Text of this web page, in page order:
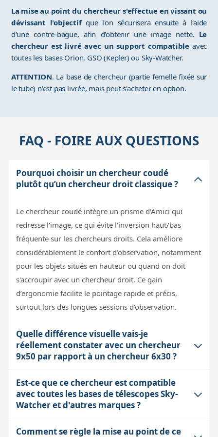
La mise au point du chercheur s'effectue en vissant ou
dévissant l'objectifque l'on sécurisera ensuite à l'aide
d'une contre-bague, afin d'obtenir une image nette. Le
chercheur est livré avec un support compatibleavec
toutes les bases Orion, GSO (Kepler) ou Sky-Watcher.
ATTENTION. La base de chercheur (partie femelle fixée sur
le tube) n'est pas livrée, mais peut s'acheter en option.
FAQ - FOIRE AUX QUESTIONS
Pourquoi choisir un chercheur coudé
plutôt qu’un chercheur droit classique ?
Le chercheur coudé intègre un prisme d'Amici qui
redresse l'image, ce qui évite l'inversion haut/bas
fréquente sur les chercheurs droits. Cela améliore
considérablement le confort d'observation, notamment
pour les objets situés en hauteur ou quand on doit
s'accroupir avec un chercheur droit. Ce gain
d’ergonomie facilite le pointage rapide et précis,
surtout lors des longues sessions d'observation.
Quelle différence visuelle vais-je
réellement constater avec un chercheur
9x50 par rapport à un chercheur 6x30 ?
Le 9x50 offre un grossissement plus élevé et une
ouverture plus grande, ce qui signifie qu’il collecte
environ 2,78 fois plus de lumière qu’un 6x30. Sur le
Est-ce que ce chercheur est compatible
avec toutes les bases de télescopes Sky-
Watcher et d'autres marques ?
Le support livré est compatible avec les bases Orion,
Comment se règle la mise au point de ce